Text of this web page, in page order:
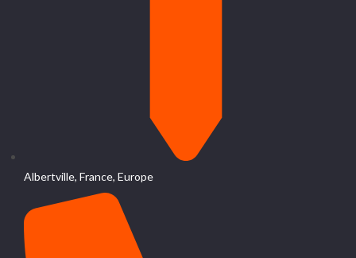
Albertville, France, Europe